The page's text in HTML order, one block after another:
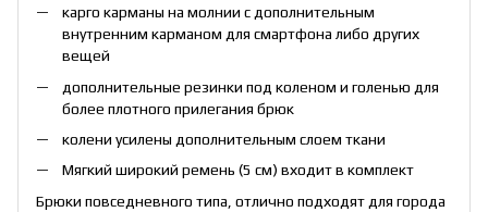
карго карманы на молнии с дополнительным
внутренним карманом для смартфона либо других
вещей
дополнительные резинки под коленом и голенью для
более плотного прилегания брюк
колени усилены дополнительным слоем ткани
Мягкий широкий ремень (5 см) входит в комплект
Брюки повседневного типа, отлично подходят для города